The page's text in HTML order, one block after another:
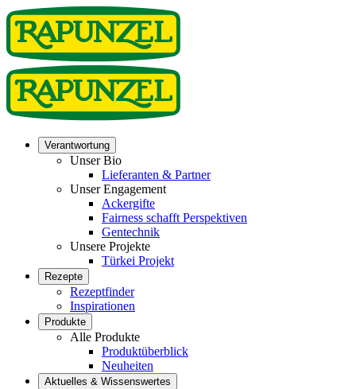
Verantwortung
Unser Bio
Lieferanten & Partner
Unser Engagement
Ackergifte
Fairness schafft Perspektiven
Gentechnik
Unsere Projekte
Türkei Projekt
Rezepte
Rezeptfinder
Inspirationen
Produkte
Alle Produkte
Produktüberblick
Neuheiten
Aktuelles & Wissenswertes